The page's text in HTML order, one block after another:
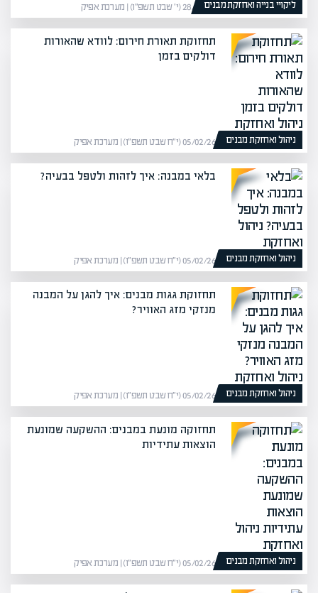
ליקויי בנייה ואחזקת מבנים28/01/26 (י׳ שבט תשפ״ו) | מערכת אפיק
ניהול ואחזקת מבנים
תחזוקת תאורת חירום: לוודא שהאורות
דולקים בזמן
05/02/26 (י״ח שבט תשפ״ו) | מערכת אפיק
ניהול ואחזקת מבנים
בלאי במבנה: איך לזהות ולטפל בבעיה?
05/02/26 (י״ח שבט תשפ״ו) | מערכת אפיק
ניהול ואחזקת מבנים
תחזוקת גגות מבנים: איך להגן על המבנה
מנזקי מזג האוויר?
05/02/26 (י״ח שבט תשפ״ו) | מערכת אפיק
ניהול ואחזקת מבנים
תחזוקה מונעת במבנים: ההשקעה שמונעת
הוצאות עתידיות
05/02/26 (י״ח שבט תשפ״ו) | מערכת אפיק